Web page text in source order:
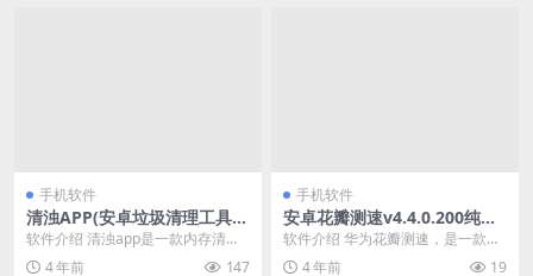
手机软件
清浊APP(安卓垃圾清理工具)_
1.8.8解锁高级版绿色版
软件介绍 清浊app是一款内存清理
工具的安卓垃圾清理工具.清浊最新
4 年前 147
手机软件
安卓花瓣测速v4.4.0.200纯净
版
软件介绍 华为花瓣测速，是一款集
成移动网络和WIFI网络上传、下载
4 年前 19